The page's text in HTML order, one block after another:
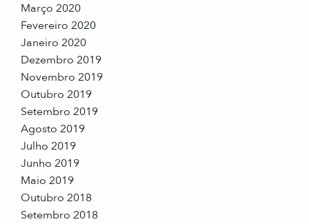
Março 2020
Fevereiro 2020
Janeiro 2020
Dezembro 2019
Novembro 2019
Outubro 2019
Setembro 2019
Agosto 2019
Julho 2019
Junho 2019
Maio 2019
Outubro 2018
Setembro 2018